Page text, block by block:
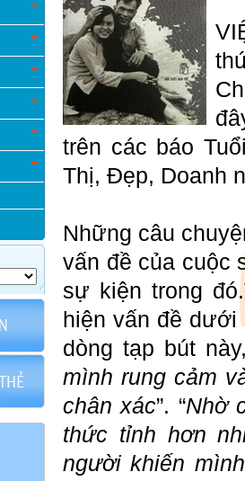
trên các báo
Thị, Đẹp, Doanh
Những câu
vấn đề của cuộc
sự kiện trong
hiện vấn đề dưới
dòng tạp bút
mình rung cảm
chân xác”. “Nhờ
thức tỉnh hơn
người khiến